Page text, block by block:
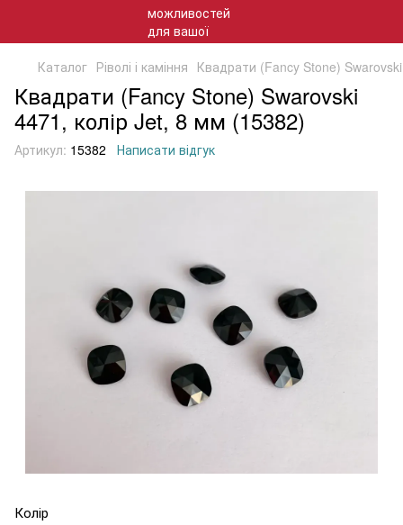
Каталог Ріволі і каміння Квадрати (Fancy Stone)
Квадрати (Fancy Stone) Swarovski
4471, колір Jet, 8 мм (15382)
Артикул: 15382 Написати відгук
Колір